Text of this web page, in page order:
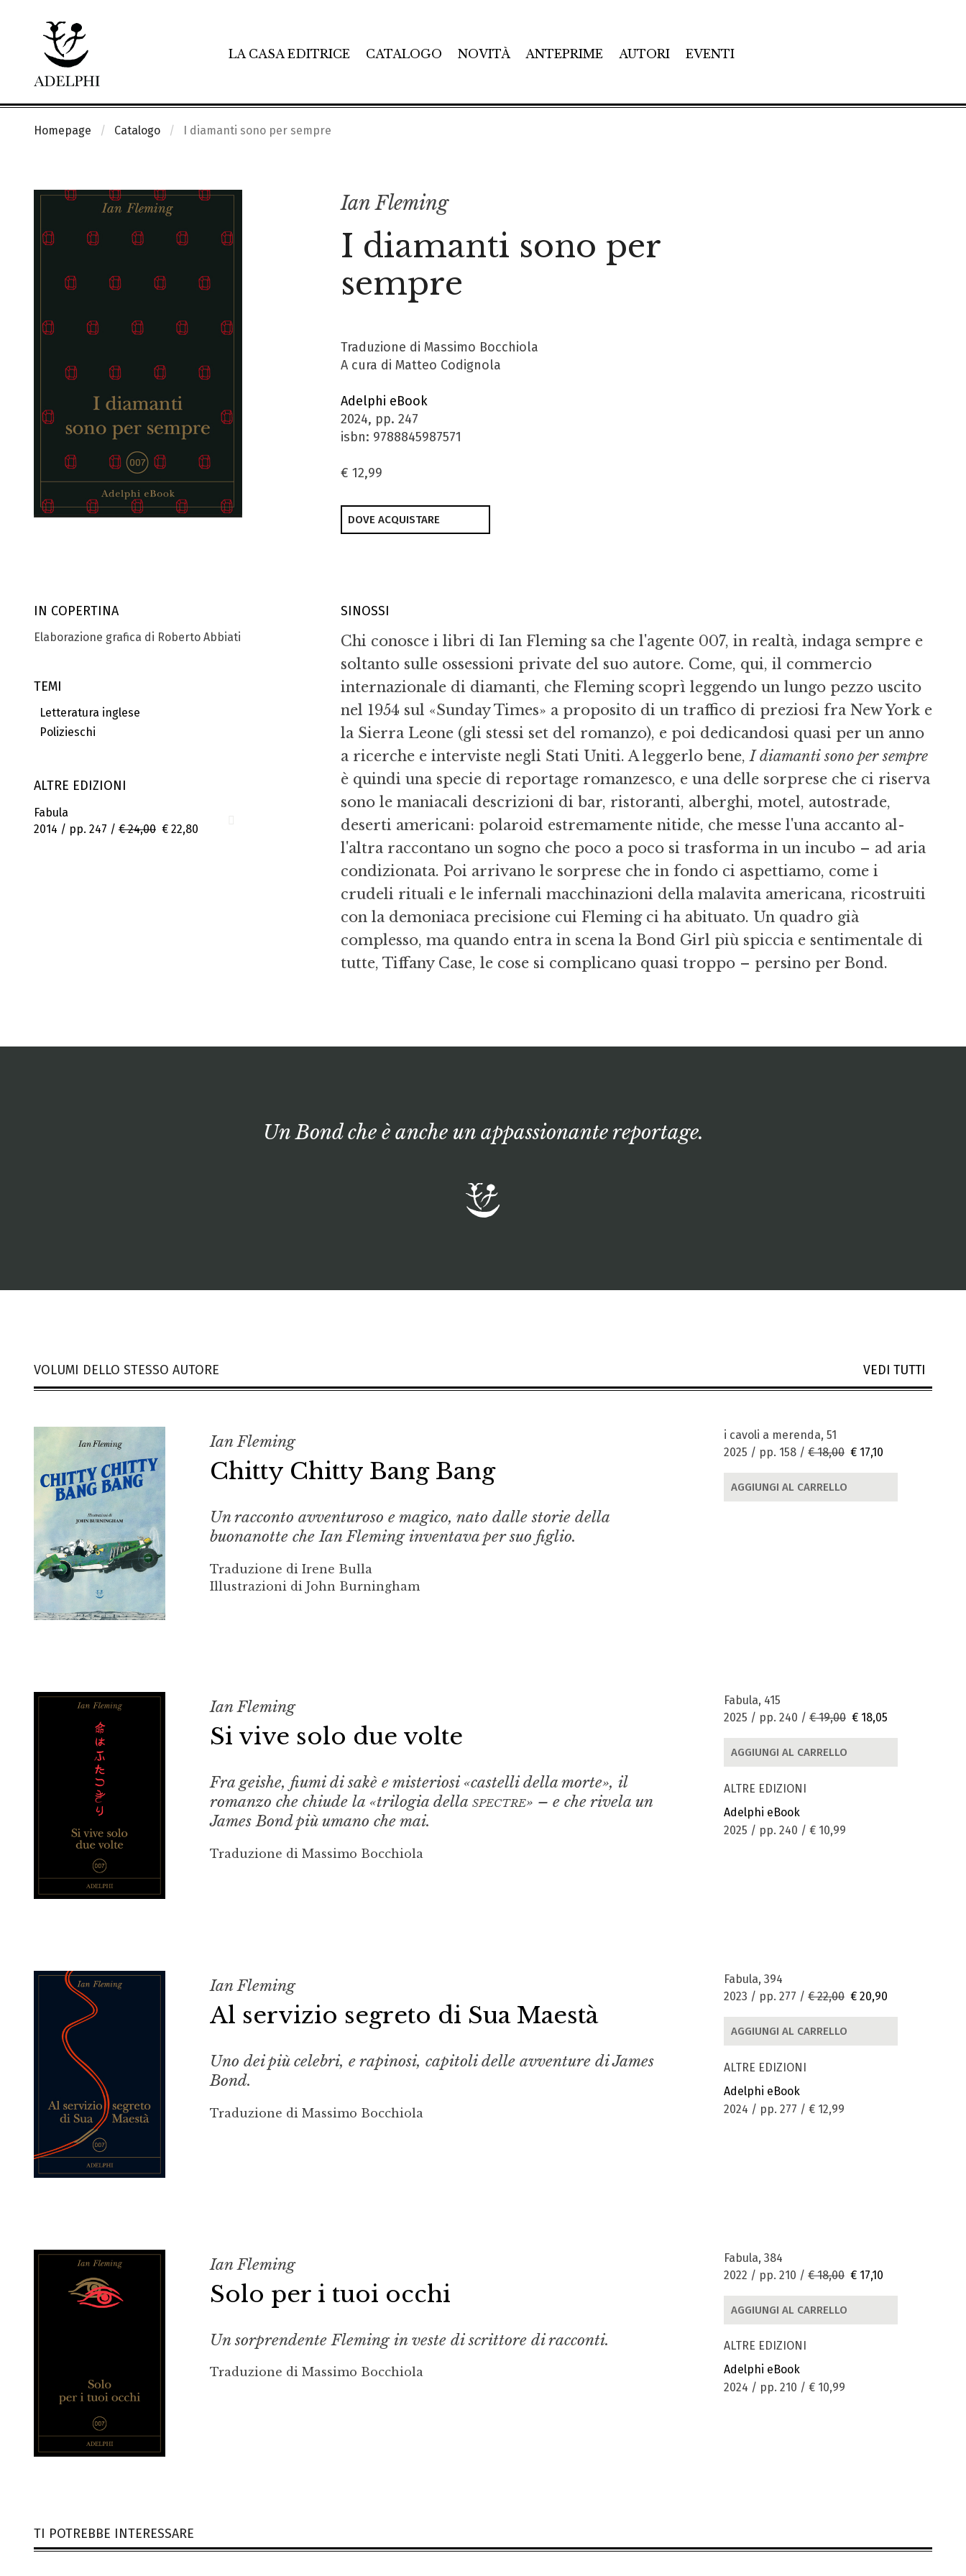
LA CASA EDITRICE CATALOGO NOVITÀ ANTEPRIME AUTORI EVENTI
Homepage Catalogo I diamanti sono per sempre
Ian Fleming
I diamanti sono per
sempre
Traduzione di Massimo Bocchiola
A cura di Matteo Codignola
Adelphi eBook
2024, pp. 247
isbn: 9788845987571
€ 12,99
DOVE ACQUISTARE
IN COPERTINA
Elaborazione grafica di Roberto Abbiati
TEMI
Letteratura inglese
Polizieschi
ALTRE EDIZIONI
Fabula
2014 / pp. 247 / € 24,00 € 22,80
SINOSSI
Chi conosce i libri di Ian Fleming sa che l'agente 007, in realtà, indaga sempre e
soltanto sulle ossessioni private del suo autore. Come, qui, il commercio
internazionale di diamanti, che Flem­ing scoprì leggendo un lungo pezzo uscito
nel 1954 sul «Sunday Times» a proposito di un traffico di preziosi fra New York e
la Sierra Leone (gli stessi set del romanzo), e poi dedicandosi quasi per un anno
a ricerche e interviste negli Stati Uniti. A leggerlo bene, I diamanti sono per sempre
è quindi una specie di reportage romanzesco, e una delle sorprese che ci riserva
sono le maniacali descrizioni di bar, ristoranti, alberghi, motel, autostrade,
deserti americani: polaroid estremamente nitide, che messe l'una accanto al­
l'altra raccontano un sogno che poco a poco si trasforma in un incubo – ad a­ria
condizionata. Poi arrivano le sorprese che in fondo ci aspettiamo, come i
crudeli rituali e le infernali macchinazioni della malavita americana, ricostrui­ti
con la demoniaca precisione cui Fleming ci ha abituato. Un quadro già
complesso, ma quando entra in scena la Bond Girl più spiccia e sentimentale di
tutte, Tiffany Case, le cose si complicano quasi troppo – persino per Bond.
Un Bond che è anche un appassionante reportage.
VOLUMI DELLO STESSO AUTORE VEDI TUTTI
Ian Fleming
Chitty­ Chitty ­Bang ­Bang
Un racconto avventuroso e magico, nato dalle storie della
buonanotte che Ian Fleming inventava per suo figlio.
Traduzione di Irene Bulla
Illustrazioni di John Burningham
i cavoli a merenda, 51
2025 / pp. 158 / € 18,00 € 17,10
AGGIUNGI AL CARRELLO
Ian Fleming
Si vive solo due volte
Fra geishe, fiumi di sakè e misteriosi «castelli della morte», il
romanzo che chiude la «trilogia dellaspectre» – e che rivela un
James Bond più umano che mai.
Traduzione di Massimo Bocchiola
Fabula, 415
2025 / pp. 240 / € 19,00 € 18,05
AGGIUNGI AL CARRELLO
ALTRE EDIZIONI
Adelphi eBook
2025 / pp. 240 / € 10,99
Ian Fleming
Al servizio segreto di Sua Maestà
Uno dei più celebri, e rapinosi, capitoli delle avventure di James
Bond.
Traduzione di Massimo Bocchiola
Fabula, 394
2023 / pp. 277 / € 22,00 € 20,90
AGGIUNGI AL CARRELLO
ALTRE EDIZIONI
Adelphi eBook
2024 / pp. 277 / € 12,99
Ian Fleming
Solo per i tuoi occhi
Un sorprendente Fleming in veste di scrittore di racconti.
Traduzione di Massimo Bocchiola
Fabula, 384
2022 / pp. 210 / € 18,00 € 17,10
AGGIUNGI AL CARRELLO
ALTRE EDIZIONI
Adelphi eBook
2024 / pp. 210 / € 10,99
TI POTREBBE INTERESSARE